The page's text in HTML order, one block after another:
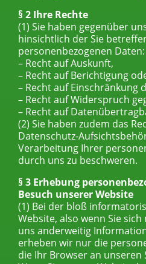
§ 2 Ihre Rechte
(1) Sie haben gegenüber
hinsichtlich der Sie
personenbezogenen Daten:
– Recht auf Auskunft,
– Recht auf Berichtigung
– Recht auf Einschränkung
– Recht auf Widerspruch
– Recht auf
(2) Sie haben zudem das
Datenschutz-
Verarbeitung Ihrer
durch uns zu beschweren.
§ 3 Erhebung
Besuch unserer Website
(1) Bei der bloß
Website, also wenn Sie
uns anderweitig
erheben wir nur die
die Ihr Browser an